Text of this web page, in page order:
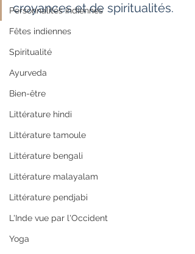
Personnalités indiennes
Fêtes indiennes
Spiritualité
Ayurveda
Bien-être
Littérature hindi
Littérature tamoule
Littérature bengali
Littérature malayalam
Littérature pendjabi
L'Inde vue par l'Occident
Yoga
croyances et de spiritualités.